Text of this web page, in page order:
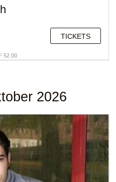
TICKETS
52.00
2026